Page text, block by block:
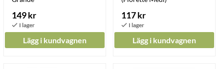
149 kr
Lägg i kundvagnen
117 kr
Lägg i kundvagnen